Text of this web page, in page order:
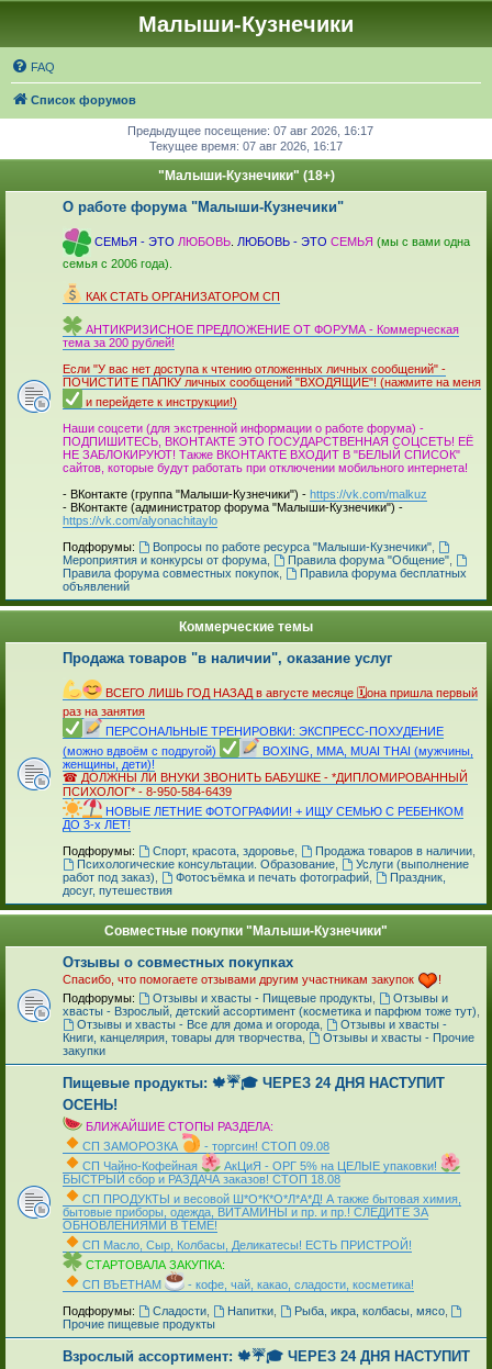
Малыши-Кузнечики
FAQ
Список форумов
Предыдущее посещение: 07 авг 2026, 16:17
Текущее время: 07 авг 2026, 16:17
"Малыши-Кузнечики" (18+)
О работе форума "Малыши-Кузнечики"
СЕМЬЯ - ЭТО ЛЮБОВЬ ЛЮБОВЬ - ЭТО СЕМЬЯ (мы с вами одна
семья с 2006 года).
КАК СТАТЬ ОРГАНИЗАТОРОМ СП
АНТИКРИЗИСНОЕ ПРЕДЛОЖЕНИЕ ОТ ФОРУМА - Коммерческая
тема за 200 рублей!
Если "У вас нет доступа к чтению отложенных личных сообщений" -
ПОЧИСТИТЕ ПАПКУ личных сообщений "ВХОДЯЩИЕ"! (нажмите на меня
и перейдете к инструкции!)
Наши соцсети (для экстренной информации о работе форума) -
ПОДПИШИТЕСЬ, ВКОНТАКТЕ ЭТО ГОСУДАРСТВЕННАЯ СОЦСЕТЬ! ЕЁ
НЕ ЗАБЛОКИРУЮТ! Также ВКОНТАКТЕ ВХОДИТ В "БЕЛЫЙ СПИСОК"
сайтов, которые будут работать при отключении мобильного интер­нета!
- ВКонтакте (группа "Малыши-Кузнечики") - https://vk.com/malkuz
- ВКонтакте (администратор форума "Малыши-Кузнечики") -
https://vk.com/alyonachitaylo
Подфорумы: Вопросы по работе ресурса "Малыши-Кузнечики",
Мероприятия и конкурсы от форума
Правила форума "Общение",
Правила форума совместных покупок
Правила форума бесплатных
объявлений
Коммерческие темы
Продажа товаров "в наличии", оказание услуг
ВСЕГО ЛИШЬ ГОД НАЗАД в августе месяце 🗓она пришла первый
раз на занятия
ПЕРСОНАЛЬНЫЕ ТРЕНИРОВКИ: ЭКСПРЕСС-ПОХУДЕНИЕ
(можно вдвоём с подругой)
BOXING, MMA, MUAI THAI (мужчины,
женщины, дети)!
☎ ДОЛЖНЫ ЛИ ВНУКИ ЗВОНИТЬ БАБУШКЕ - *ДИПЛОМИРОВАННЫЙ
ПСИХОЛОГ* - 8-950-584-6439
НОВЫЕ ЛЕТНИЕ ФОТОГРАФИИ! + ИЩУ СЕМЬЮ С РЕБЕНКОМ
ДО 3-х ЛЕТ!
Подфорумы: Спорт, красота, здоровье, Продажа товаров в наличии,
Психологические консультации. Образование,
Услуги (выполнение
работ под заказ)
Фотосъёмка и печать фотографий,
Праздник,
досуг, путешествия
Совместные покупки "Малыши-Кузнечики"
Отзывы о совместных покупках
Спасибо, что помогаете отзывами другим участникам закупок
!
Подфорумы:
Отзывы и хвасты - Пищевые продукты,
Отзывы и
хвасты - Взрослый, детский ассортимент (косметика и парфюм тоже тут)
Отзывы и хвасты - Все для дома и огорода,
Отзывы и хвасты -
Книги, канцелярия, товары для творчества
Отзывы и хвасты - Прочие
закупки
Пищевые продукты: 🍁☔🎓 ЧЕРЕЗ 24 ДНЯ НАСТУПИТ
ОСЕНЬ!
БЛИЖАЙШИЕ СТОПЫ РАЗДЕЛА:
СП ЗАМОРОЗКА
- торгсин! СТОП 09.08
СП Чайно-Кофейная
АкЦиЯ - ОРГ 5% на ЦЕЛЫЕ упаковки!
БЫСТРЫЙ сбор и РАЗДАЧА заказов! СТОП 18.08
СП ПРОДУКТЫ и весовой Ш*О*К*О*Л*А*Д! А также бытовая химия,
бытовые приборы, одежда, ВИТАМИНЫ и пр. и пр.! СЛЕДИТЕ ЗА
ОБНОВЛЕНИЯМИ В ТЕМЕ!
СП Масло, Сыр, Колбасы, Деликатесы! ЕСТЬ ПРИСТРОЙ!
СТАРТОВАЛА ЗАКУПКА:
СП ВЪЕТНАМ
- кофе, чай, какао, сладости, косметика!
Подфорумы: Сладости, Напитки, Рыба, икра, колбасы, мясо,
Прочие пищевые продукты
Взрослый ассортимент: 🍁☔🎓 ЧЕРЕЗ 24 ДНЯ НАСТУПИТ